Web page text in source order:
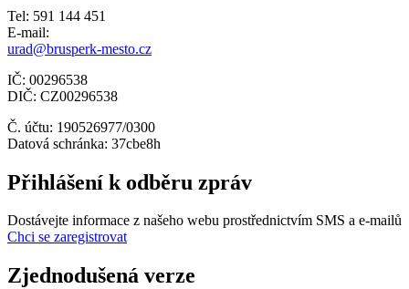
Tel: 591 144 451
E-mail:
urad@brusperk-mesto.cz
IČ: 00296538
DIČ: CZ00296538
Č. účtu: 190526977/0300
Datová schránka: 37cbe8h
Přihlášení k odběru zpráv
Dostávejte informace z našeho webu prostřednictvím SMS a e-mailů
Chci se zaregistrovat
Zjednodušená verze